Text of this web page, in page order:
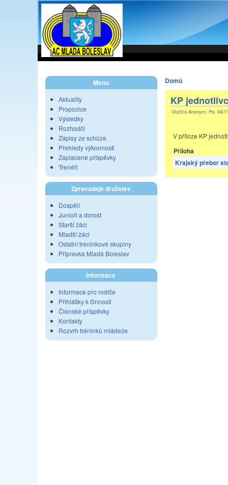
Menu
Aktuality
Propozice
Výsledky
Rozhodčí
Zápisy ze schůze
Přehledy výkonnosti
Zaplacené příspěvky
Trenéři
Zpravodaje družstev
Dospělí
Junioři a dorost
Starší žáci
Mladší žáci
Ostatní tréninkové skupiny
Přípravka Mladá Boleslav
Informace
Informace pro rodiče
Přihlášky k činnosti
Členské příspěvky
Kontakty
Rozvrh tréninků mládeže
Domů
KP
Vložil/a Anonym, Po, 04/
V příloze KP
Příloha
Krajský přebor